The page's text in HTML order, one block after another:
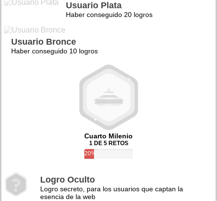
Usuario Plata
Haber conseguido 20 logros
Usuario Bronce
Haber conseguido 10 logros
Cuarto Milenio
1 DE 5 RETOS
20%
Logro Oculto
Logro secreto, para los usuarios que captan la
esencia de la web